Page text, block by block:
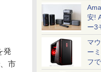
安!
ー3
マ
ー
フ
発
市